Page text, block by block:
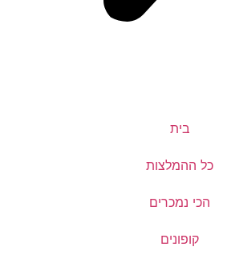
בית
כל ההמלצות
הכי נמכרים
קופונים